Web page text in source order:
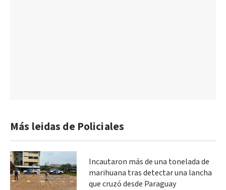
Más leidas de Policiales
Incautaron más de una tonelada de
marihuana tras detectar una lancha
que cruzó desde Paraguay